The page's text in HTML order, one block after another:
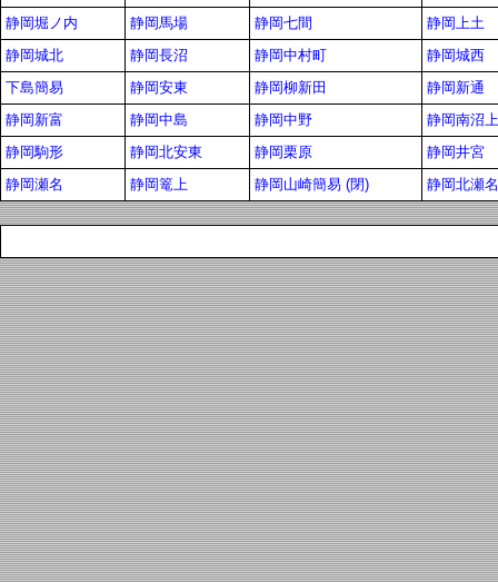
静岡堀ノ内
静岡馬場 静岡七間
静岡上土
静岡城北
静岡長沼 静岡中村町
静岡城西
下島簡易
静岡安東 静岡柳新田
静岡新通
静岡新富
静岡中島 静岡中野
静岡南沼上
静岡駒形
静岡北安東 静岡栗原
静岡井宮
静岡瀬名
静岡篭上 静岡山崎簡易 (閉) 静岡北瀬名